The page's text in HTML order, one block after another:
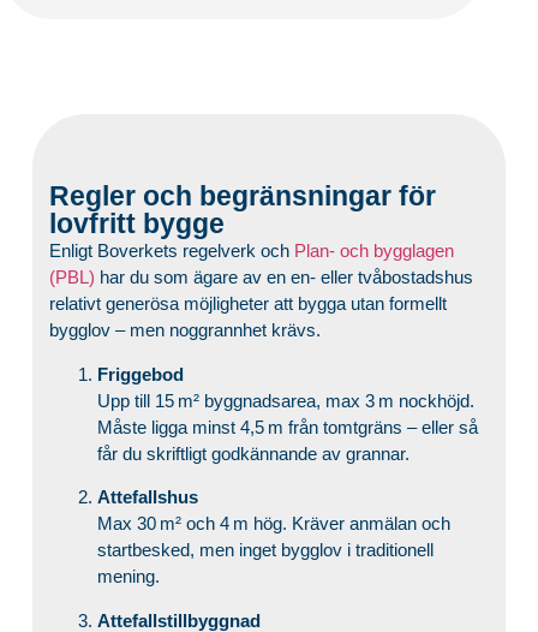
Regler och begränsningar för
lovfritt bygge
Enligt Boverkets regelverk och Plan- och bygglagen
(PBL) har du som ägare av en en- eller tvåbostadshus
relativt generösa möjligheter att bygga utan formellt
bygglov – men noggrannhet krävs.
Friggebod
Upp till 15 m² byggnadsarea, max 3 m nockhöjd.
Måste ligga minst 4,5 m från tomtgräns – eller så
får du skriftligt godkännande av grannar.
Attefallshus
Max 30 m² och 4 m hög. Kräver anmälan och
startbesked, men inget bygglov i traditionell
mening.
Attefallstillbyggnad